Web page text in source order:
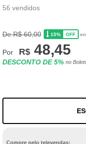
56 vendidos
De R$ 60,00 15% OFF
Por R$ 48,45
DESCONTO DE 5% no
Compre pelo televendas: